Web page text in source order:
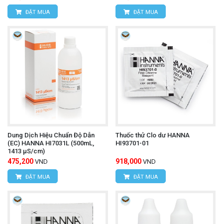
ĐẶT MUA ĐẶT MUA
Dung Dịch Hiệu Chuẩn Độ Dẫn
(EC) HANNA HI7031L (500mL,
1413 µS/cm)
475,200 VND
ĐẶT MUA
Thuốc thử Clo dư HANNA
HI93701-01
918,000 VND
ĐẶT MUA